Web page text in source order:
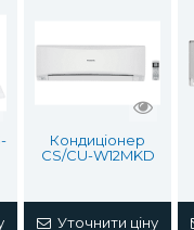
Кондиціонер
CS/CU-W12MKD
Уточнити ціну